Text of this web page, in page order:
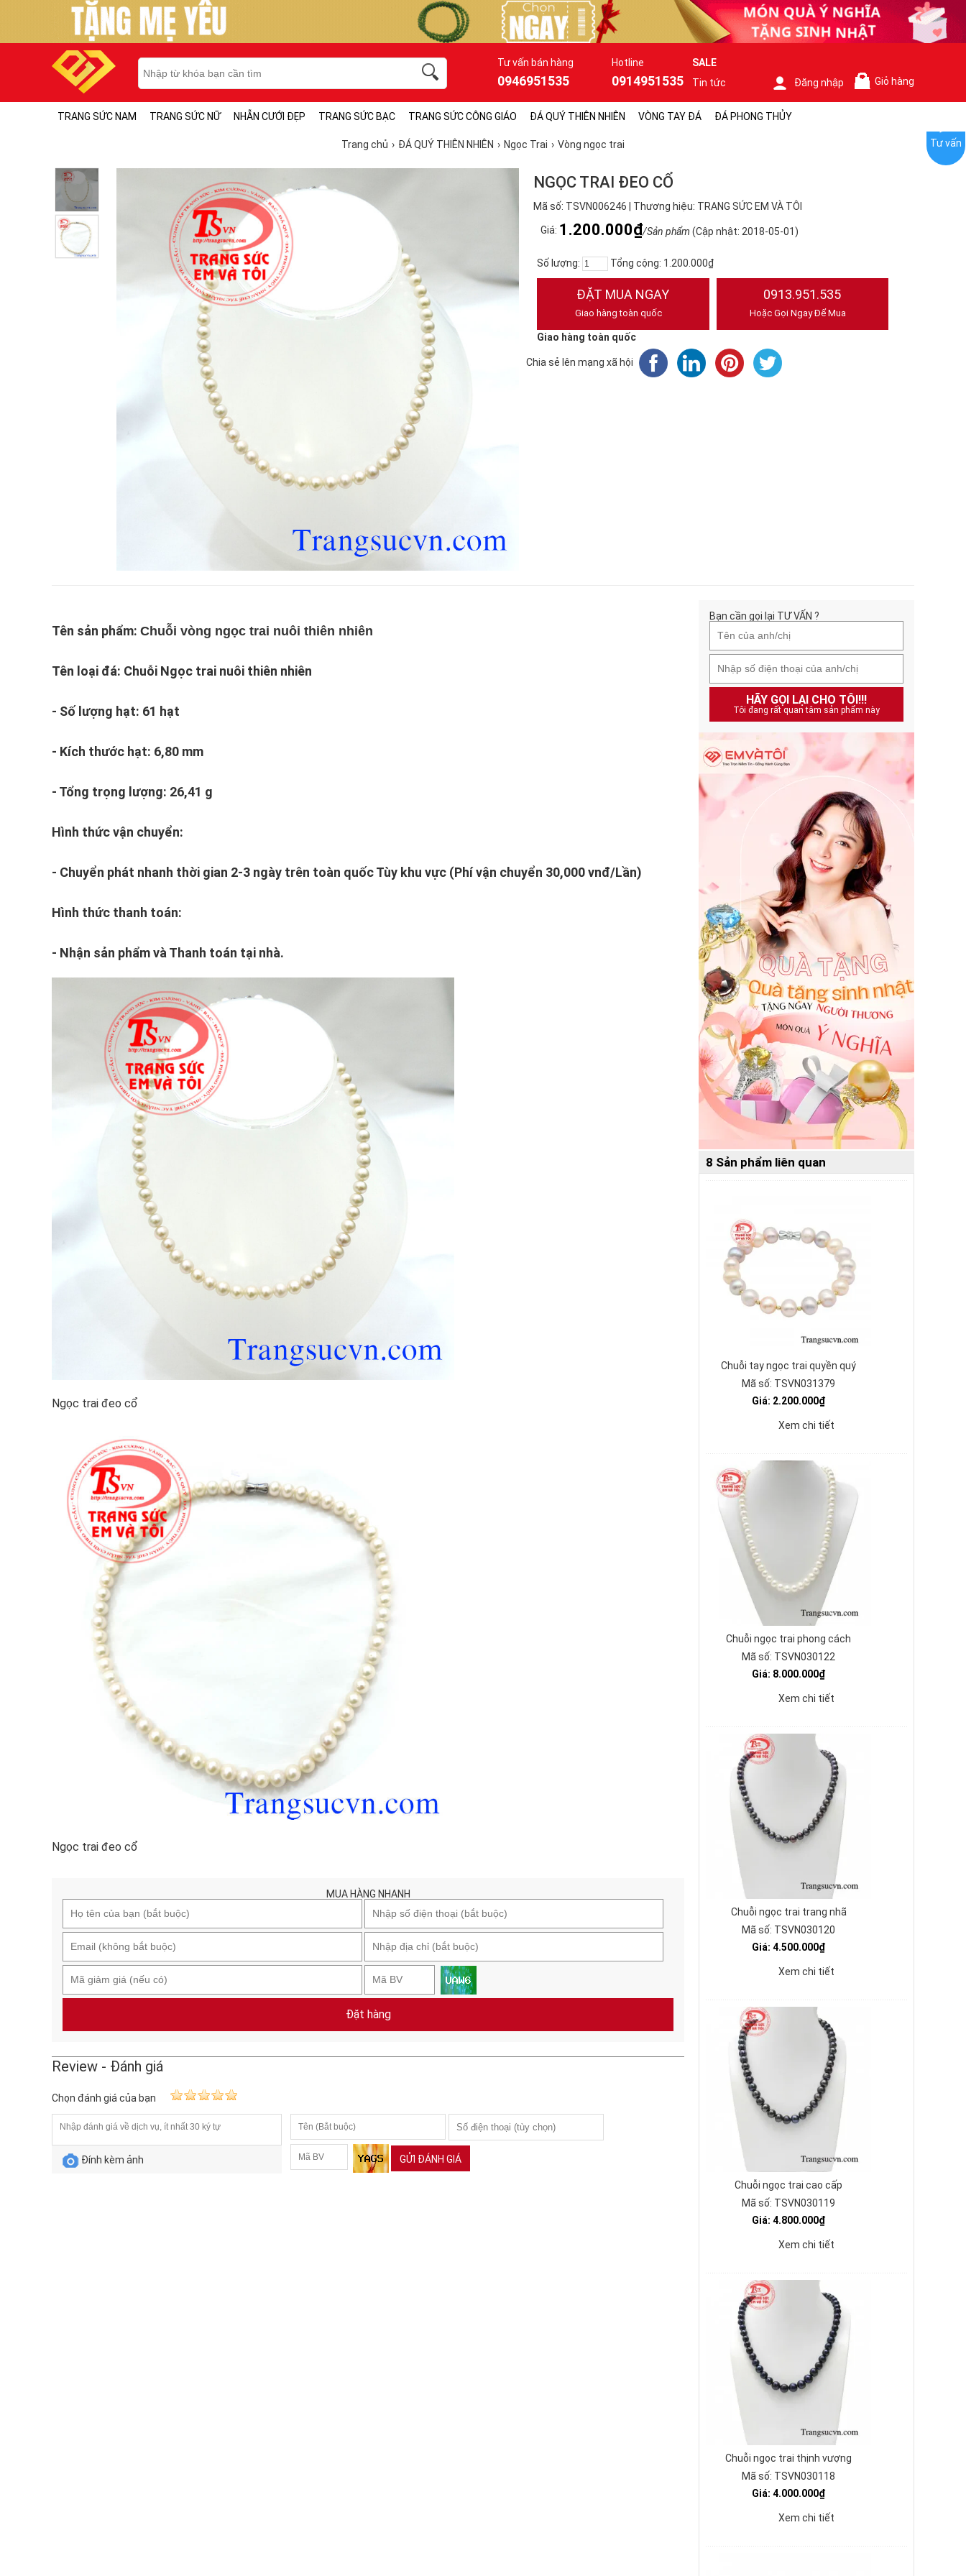
Tư vấn bán hàng
0946951535
Hotline
0914951535
SALE
Tin tức
Đăng nhập Giỏ hàng
TRANG SỨC NAM TRANG SỨC NỮ NHẪN CƯỚI ĐẸP TRANG SỨC BẠC TRANG SỨC CÔNG GIÁO ĐÁ QUÝ THIÊN NHIÊN VÒNG TAY ĐÁ ĐÁ PHONG THỦY
Trang chủ ĐÁ QUÝ THIÊN NHIÊN Ngọc Trai Vòng ngọc trai
NGỌC TRAI ĐEO CỔ
Mã số: TSVN006246 | Thương hiệu: TRANG SỨC EM VÀ TÔI
Giá: 1.200.000₫/Sản phẩm (Cập nhật: 2018-05-01)
Số lượng: Tổng cộng: 1.200.000₫
ĐẶT MUA NGAY
Giao hàng toàn quốc
0913.951.535
Hoặc Gọi Ngay Để Mua
Giao hàng toàn quốc
Chia sẻ lên mạng xã hội
Tên sản phẩm: Chuỗi vòng ngọc trai nuôi thiên nhiên
Tên loại đá: Chuỗi Ngọc trai nuôi thiên nhiên
- Số lượng hạt: 61 hạt
- Kích thước hạt: 6,80 mm
- Tổng trọng lượng: 26,41 g
Hình thức vận chuyển:
- Chuyển phát nhanh thời gian 2-3 ngày trên toàn quốc Tùy khu vực (Phí vận chuyển 30,000 vnđ/Lần)
Hình thức thanh toán:
- Nhận sản phẩm và Thanh toán tại nhà.
Ngọc trai đeo cổ
Ngọc trai đeo cổ
MUA HÀNG NHANH
Đặt hàng
Review - Đánh giá
Chọn đánh giá của bạn
GỬI ĐÁNH GIÁ
Đính kèm ảnh
Bạn cần gọi lại TƯ VẤN ?
HÃY GỌI LẠI CHO TÔI!!!
Tôi đang rất quan tâm sản phẩm này
8 Sản phẩm liên quan
Chuỗi tay ngọc trai quyền quý
Mã số: TSVN031379
Giá: 2.200.000₫
Xem chi tiết
Chuỗi ngọc trai phong cách
Mã số: TSVN030122
Giá: 8.000.000₫
Xem chi tiết
Chuỗi ngọc trai trang nhã
Mã số: TSVN030120
Giá: 4.500.000₫
Xem chi tiết
Chuỗi ngọc trai cao cấp
Mã số: TSVN030119
Giá: 4.800.000₫
Xem chi tiết
Chuỗi ngọc trai thịnh vượng
Mã số: TSVN030118
Giá: 4.000.000₫
Xem chi tiết
Tư vấn